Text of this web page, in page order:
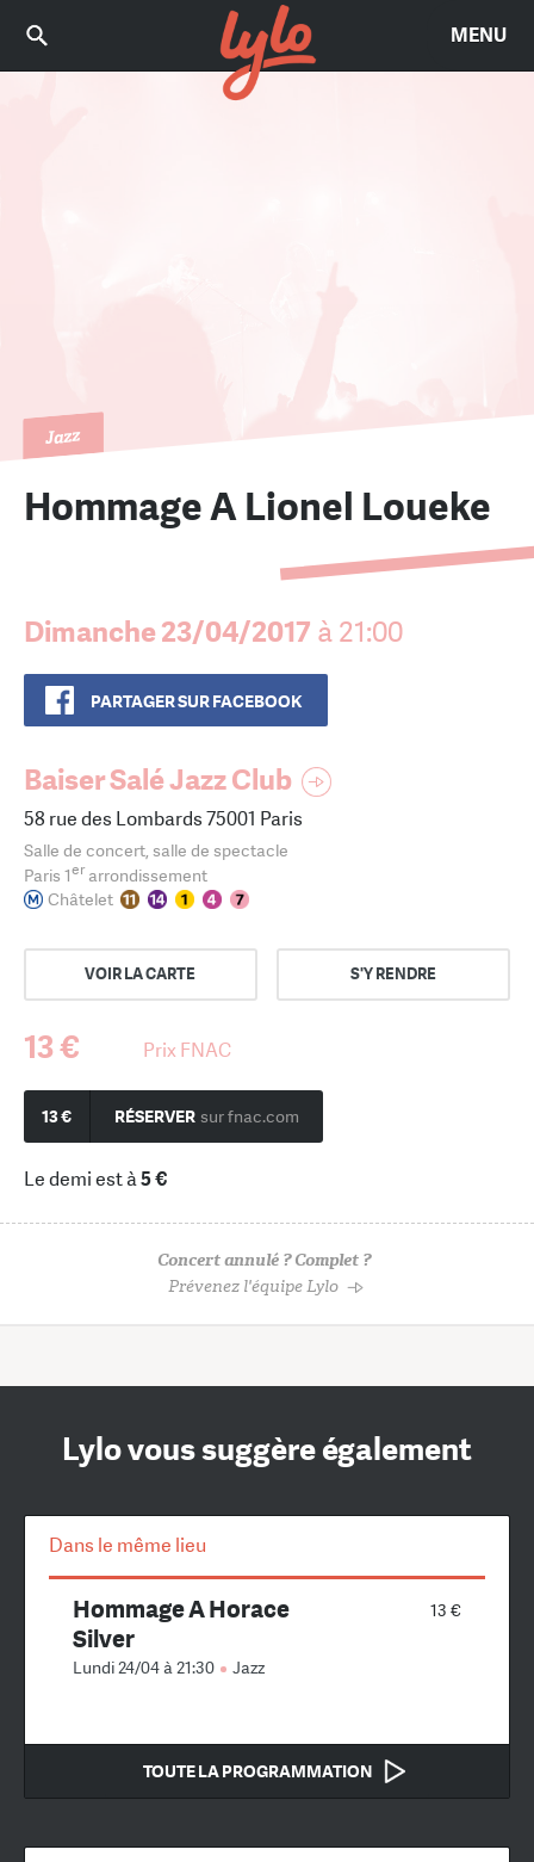
MENU
Jazz
Hommage A Lionel Loueke
Dimanche 23/04/2017 à 21:00
PARTAGER SUR FACEBOOK
Baiser Salé Jazz Club
58 rue des Lombards 75001 Paris
Salle de concert, salle de spectacle
Paris 1erarrondissement
Châtelet
VOIR LA CARTE S'Y RENDRE
13 € Prix FNAC
13 € RÉSERVER sur fnac.com
Le demi est à5 €
Concert annulé ? Complet ?
Prévenez l'équipe Lylo
Lylo vous suggère également
Dans le même lieu
13 €
Hommage A Horace
Silver
Lundi 24/04 à 21:30 Jazz
TOUTE LA PROGRAMMATION